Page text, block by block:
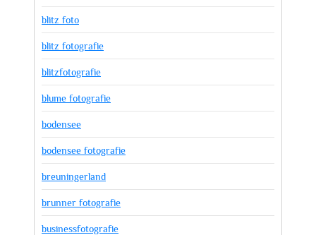
blitz foto
blitz fotografie
blitzfotografie
blume fotografie
bodensee
bodensee fotografie
breuningerland
brunner fotografie
businessfotografie